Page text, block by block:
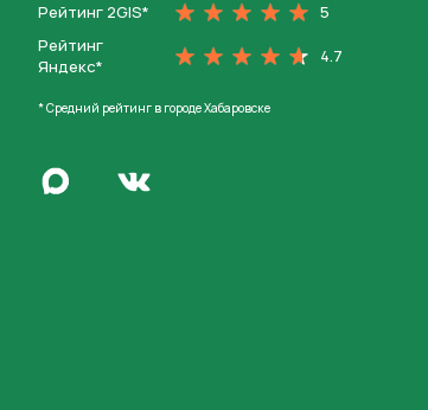
Рейтинг 2GIS*
5
Рейтинг
Яндекс*
4.7
* Средний рейтинг в городе Хабаровске
Написать в MaxПерейти во Вконтакте